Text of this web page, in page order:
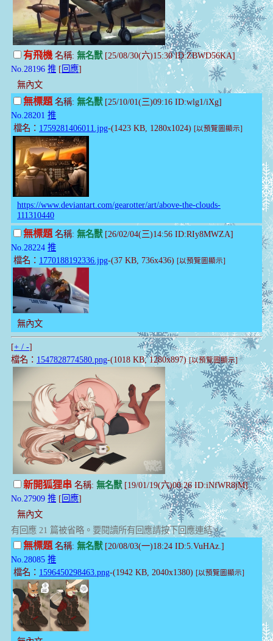
有飛機名稱: 無名獸[25/08/30(六)15:30 ID:ZBWD56KA]
No.28196 推 [ 回應]
無內文
無標題名稱: 無名獸[25/10/01(三)09:16 ID:wlg1/iXg]
No.28201 推
檔名： 1759281406011.jpg-(1423 KB, 1280x1024) [以預覽圖顯示]
https://www.deviantart.com/gearotter/art/above-the-clouds-
111310440
無標題名稱: 無名獸[26/02/04(三)14:56 ID:RIy8MWZA]
No.28224 推
檔名： 1770188192336.jpg-(37 KB, 736x436) [以預覽圖顯示]
無內文
[+ / -]
檔名： 1547828774580.png-(1018 KB, 1280x897)[以預覽圖顯示]
新開狐狸串 名稱: 無名獸[19/01/19(六)00:26 ID:iNfWR8jM]
No.27909 推 [ 回應]
無內文
有回應 21 篇被省略。要閱讀所有回應請按下回應連結。
無標題名稱: 無名獸[20/08/03(一)18:24 ID:5.VuHAz.]
No.28085 推
檔名： 1596450298463.png-(1942 KB, 2040x1380) [以預覽圖顯示]